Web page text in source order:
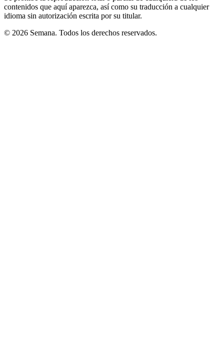
contenidos que aquí aparezca, así como su traducción a cualquier
idioma sin autorización escrita por su titular.
© 2026 Semana. Todos los derechos reservados.